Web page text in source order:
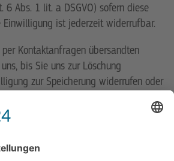
6 Abs. 1 lit. a DSGVO) sofern diese
ist jederzeit widerrufbar.
Kontaktanfragen übersandten
bis Sie uns zur Löschung
zur Speicherung widerrufen oder
entfällt (z. B. nach
Ihres Anliegens). Zwingende
bleiben unberührt.